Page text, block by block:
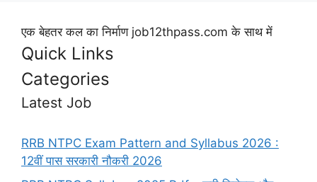
एक बेहतर कल का निर्माण job12thpass.com के साथ में
Quick Links
Categories
Latest Job
RRB NTPC Exam Pattern and Syllabus 2026 :
12वीं पास सरकारी नौकरी 2026